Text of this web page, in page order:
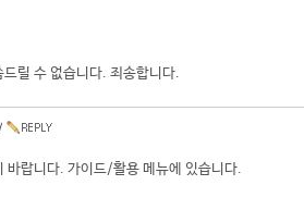
릴 수 없습니다. 죄송합니다.
랍니다. 가이드/활용 메뉴에 있습니다.